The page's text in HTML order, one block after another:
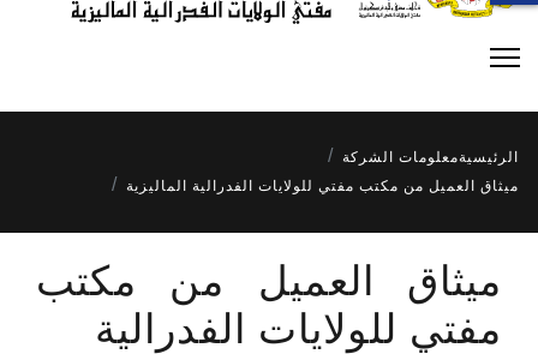
الرئيسيةمعلومات الشركة
ميثاق العميل من مكتب مفتي للولايات الفدرالية الماليزية
ميثاق العميل من مكتب
مفتي للولايات الفدرالية